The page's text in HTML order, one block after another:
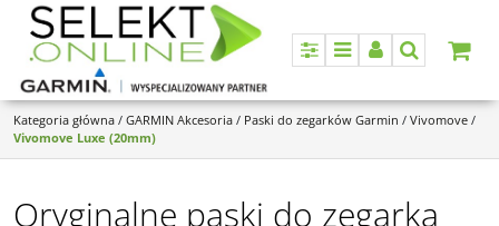
PanelMenuPanelSzukaj
Kategoria główna / GARMIN Akcesoria / Paski do zegarków Garmin / Vivomove /
Vivomove Luxe (20mm)
Oryginalne paski do zegarka